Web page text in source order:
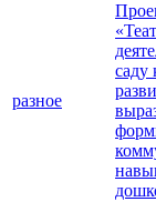
разное
саду